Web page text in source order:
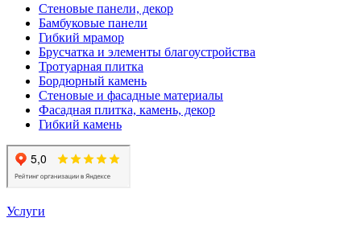
Стеновые панели, декор
Бамбуковые панели
Гибкий мрамор
Брусчатка и элементы благоустройства
Тротуарная плитка
Бордюрный камень
Стеновые и фасадные материалы
Фасадная плитка, камень, декор
Гибкий камень
Услуги